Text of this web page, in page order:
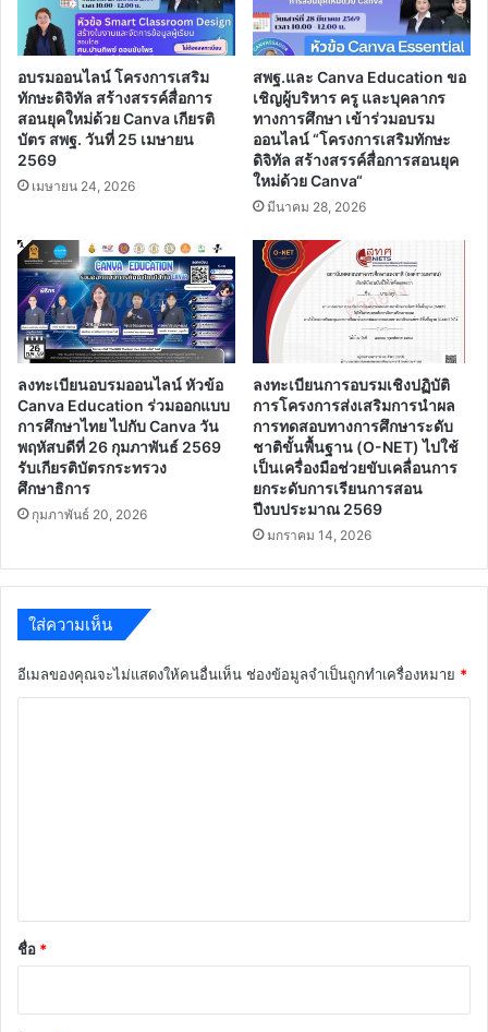
ชาติ
รับ
เกียรติ
บัตร
ฟรี
ทาง
อีเมล
โดย
เสือ
โรงเรียน
ทุ่ง
กุลา
พิทยาคม
อบรมออนไลน์ โครงการเสริม
ทักษะดิจิทัล สร้างสรรค์สื่อการ
สอนยุคใหม่ด้วย Canva เกียรติ
บัตร สพฐ. วันที่ 25 เมษายน
2569
เมษายน 24, 2026
สพฐ.และ Canva Education ขอ
เชิญผู้บริหาร ครู และบุคลากร
ทางการศึกษา เข้าร่วมอบรม
ออนไลน์ “โครงการเสริมทักษะ
ดิจิทัล สร้างสรรค์สื่อการสอนยุค
ใหม่ด้วย Canva“
มีนาคม 28, 2026
ลงทะเบียนอบรมออนไลน์ หัวข้อ
Canva Education ร่วมออกแบบ
การศึกษาไทย ไปกับ Canva วัน
พฤหัสบดีที่ 26 กุมภาพันธ์ 2569
รับเกียรติบัตรกระทรวง
ศึกษาธิการ
กุมภาพันธ์ 20, 2026
ลงทะเบียนการอบรมเชิงปฏิบัติ
การโครงการส่งเสริมการนำผล
การทดสอบทางการศึกษาระดับ
ชาติขั้นพื้นฐาน (O-NET) ไปใช้
เป็นเครื่องมือช่วยขับเคลื่อนการ
ยกระดับการเรียนการสอน
ปีงบประมาณ 2569
มกราคม 14, 2026
ใส่ความเห็น
อีเมลของคุณจะไม่แสดงให้คนอื่นเห็น ช่องข้อมูลจำเป็นถูกทำเครื่องหมาย *
*
ชื่อ *